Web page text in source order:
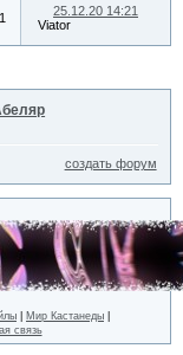
25.12.20 14:21
Viator
создать форум
Мир Кастанеды
связь